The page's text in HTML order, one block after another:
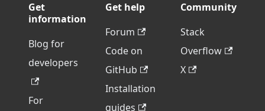
Get
information
Blog for
developers
For
Get help
Forum
Code on
GitHub
Installation
guides
Community
Stack
Overflow
X